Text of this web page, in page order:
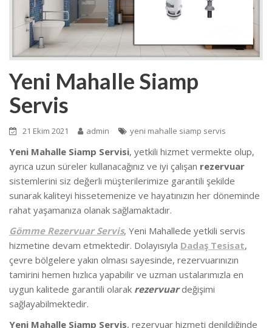
Yeni Mahalle Siamp
Servis
21 Ekim 2021 admin yeni mahalle siamp servis
Yeni Mahalle Siamp Servisi, yetkili hizmet vermekte olup,
ayrıca uzun süreler kullanacağınız ve iyi çalışan rezervuar
sistemlerini siz değerli müşterilerimize garantili şekilde
sunarak kaliteyi hissetemenize ve hayatınızın her döneminde
rahat yaşamanıza olanak sağlamaktadır.
Gömme Rezervuar Servis, Yeni Mahallede yetkili servis
hizmetine devam etmektedir. Dolayısıyla Dadaş Tesisat,
çevre bölgelere yakın olması sayesinde, rezervuarınızın
tamirini hemen hızlıca yapabilir ve uzman ustalarımızla en
uygun kalitede garantili olarak rezervuardeğişimi
sağlayabilmektedir.
Yeni Mahalle Siamp Servis, rezervuar hizmeti denildiğinde